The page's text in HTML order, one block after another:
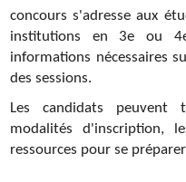
concours s'adresse aux
institutions en 3e ou
informations nécessaires
des sessions.
Les candidats
modalités d'inscription,
ressources pour se